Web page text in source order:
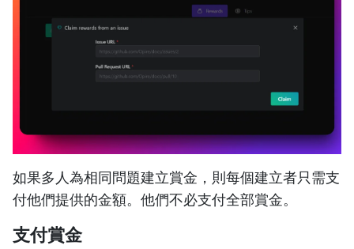
如果多人為相同問題建立賞金，則每個建立者只需支
付他們提供的金額。他們不必支付全部賞金。
支付賞金